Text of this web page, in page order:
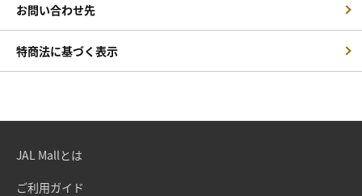
お問い合わせ先
特商法に基づく表示
JAL Mallとは
ご利用ガイド